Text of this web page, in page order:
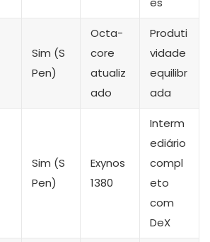
Sim (S
Pen)
Octa-
core
atualiz
ado
Produti
vidade
equilibr
ada
Sim (S
Pen)
Exynos
1380
Interm
ediário
compl
eto
com
DeX